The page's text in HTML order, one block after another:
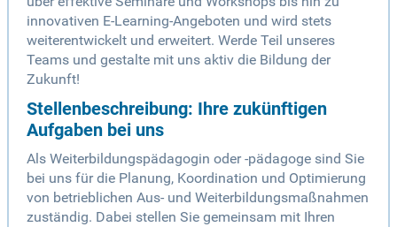
innovativen E-Learning-Angeboten und wird stets
weiterentwickelt und erweitert. Werde Teil unseres
Teams und gestalte mit uns aktiv die Bildung der
Zukunft!
Stellenbeschreibung: Ihre zukünftigen
Aufgaben bei uns
Als Weiterbildungspädagogin oder -pädagoge sind Sie
bei uns für die Planung, Koordination und Optimierung
von betrieblichen Aus- und Weiterbildungsmaßnahmen
zuständig. Dabei stellen Sie gemeinsam mit Ihren